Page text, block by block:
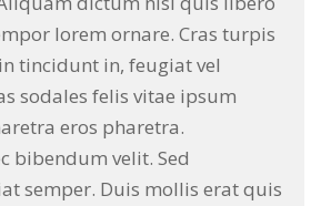
lorem ornare. Cras turpis
tincidunt in, feugiat vel
sodales felis vitae ipsum
eros pharetra.
bibendum velit. Sed
semper. Duis mollis erat quis